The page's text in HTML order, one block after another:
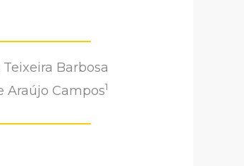
Barbosa
Araújo Campos1